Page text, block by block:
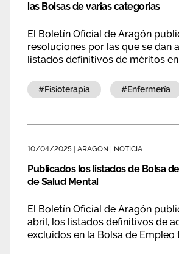
las Bolsas de varias categorías
El Boletín Oficial de Aragón
resoluciones por las que se dan
listados definitivos de méritos
#fisioterapia #enfermería
10/04/2025 ARAGÓN NOTICIA
Publicados los listados de Bolsa
de Salud Mental
El Boletín Oficial de Aragón
abril, los listados definitivos de
excluidos en la Bolsa de Empleo